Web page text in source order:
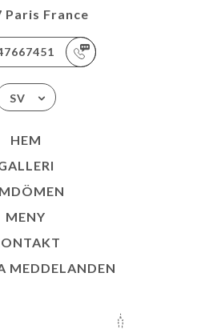
Paris France
SV
HEM
MENY
MEDDELANDEN